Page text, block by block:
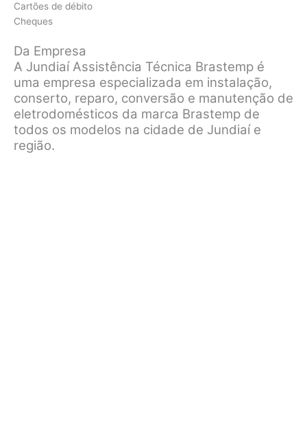
Cartões de débito
Cheques
Da Empresa
A Jundiaí Assistência Técnica Brastemp é
uma empresa especializada em instalação,
conserto, reparo, conversão e manutenção de
eletrodomésticos da marca Brastemp de
todos os modelos na cidade de Jundiaí e
região.